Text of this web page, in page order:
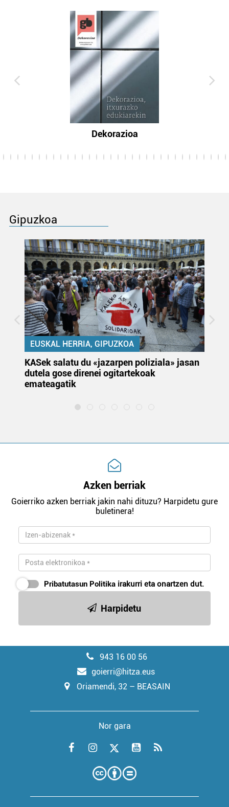
Dekorazioa
Gipuzkoa
EUSKAL HERRIA, GIPUZKOA
KASek salatu du «jazarpen poliziala» jasan
dutela gose direnei ogitartekoak
emateagatik
Azken berriak
Goierriko azken berriak jakin nahi dituzu? Harpidetu gure
buletinera!
Pribatutasun Politika irakurri eta onartzen dut.
Harpidetu
943 16 00 56
goierri@hitza.eus
Oriamendi, 32 – BEASAIN
Nor gara